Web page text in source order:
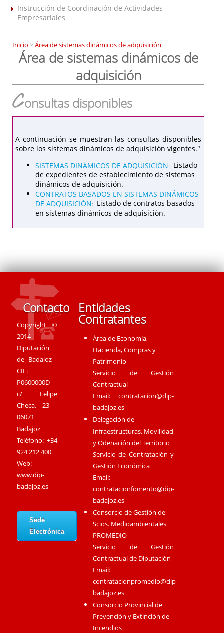
Instrucción de Coordinación de Actividades
Empresariales
Inicio >Área de sistemas dinámicos de adquisición
Área de sistemas dinámicos de
adquisición
Consultas disponibles
A continuación se muestran las consultas disponibles
sobre los sistemas dinámicos de adquisición vigentes."
SISTEMAS DINÁMICOS DE ADQUISICIÓN: Listado
de expedientes de establecimiento de sistemas
dinámicos de adquisición.
CONTRATOS BASADOS EN SISTEMAS DINÁMICOS
DE ADQUISICIÓN: Listado de contratos basados
en sistemas dinámicos de adquisición.
Contacto
Copyright ©
2014
Diputación
de Badajoz -
CIF:
P0600000D
c/ Felipe
Checa, 23 -
06071
Badajoz
Teléfono: +34
924 212 400
Web:
www.dip-
badajoz.es
Sede
Electrónica
Entidades
Contratantes
Área de Economía,
Hacienda, Compras y
Patrimonio
Servicio de Gestión
Contractual
Email:contratacion@dip-
badajoz.es
Delegación de
Infraestructuras, Movilidad
y Odenación del Territorio
Servicio de Contratación y
Gestión Económica
Email:
contratacionfomento@dip-
badajoz.es
Consorcio de Gestión de
Scios. Medioambientales
PROMEDIO
Servicio de Gestión
Contractual de Diputación
Email:
contratacionpromedio@dip-
badajoz.es
Consorcio Provincial de
Prevención y Extinción de
Incendios